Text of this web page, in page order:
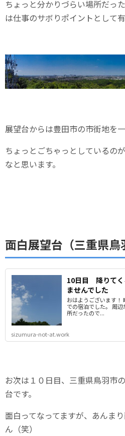
ちょっと分かりづらい場所だっ
は仕事のサボりポイントとして
展望台からは豊田市の市街地を一
ちょっとごちゃっとしているの
なと思います。
面白展望台（三重県鳥
10日目 降りてく
ませんでした
おはようございます！
での宿泊でした。 周
所だったので...
sizumura-not-at.work
お次は１０日目、三重県鳥羽市
台です。
面白ってなってますが、あんま
ん（笑）